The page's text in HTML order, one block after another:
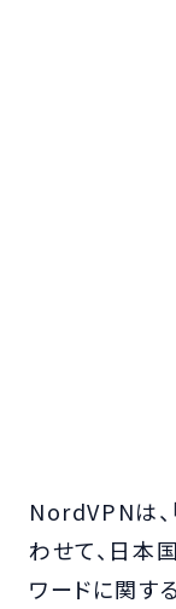
NordVPNは、
わせて、日本
ワードに関す